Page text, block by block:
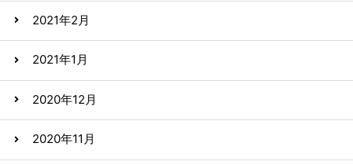
2021年2月
2021年1月
2020年12月
2020年11月